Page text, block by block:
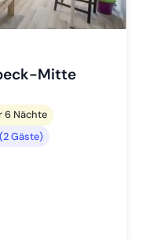
1 wechseln
2 wechseln
3 wechseln
Mitte
6 Nächte
Gäste)